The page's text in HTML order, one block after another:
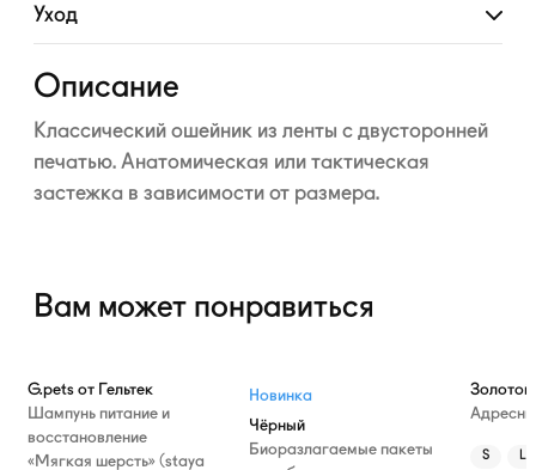
Уход
Развернуть
Описание
Классический ошейник из ленты с двусторонней
печатью. Анатомическая или тактическая
застежка в зависимости от размера.
Вам может понравиться
G.pets от Гельтек
Шампунь питание и
восстановление
«Мягкая шерсть» (staya
Новинка
Чёрный
Биоразлагаемые пакеты
Золотой
S L